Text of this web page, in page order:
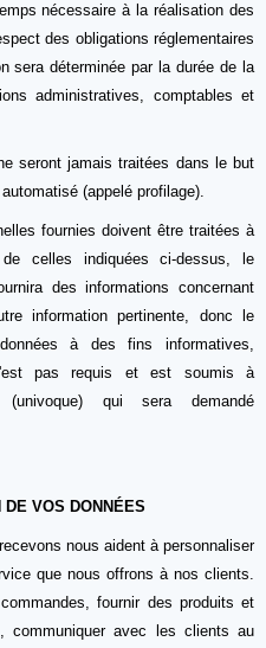
nécessaire à la réalisation des
des obligations réglementaires
sera déterminée par la durée de la
administratives, comptables et
seront jamais traitées dans le but
(appelé profilage).
fournies doivent être traitées à
celles indiquées ci-dessus, le
des informations concernant
information pertinente, donc le
à des fins informatives,
pas requis et est soumis à
(univoque) qui sera demandé
DE VOS DONNÉES
nous aident à personnaliser
que nous offrons à nos clients.
fournir des produits et
communiquer avec les clients au